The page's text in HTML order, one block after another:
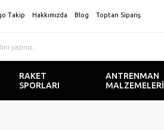
Takip Hakkımızda Blog Toptan Sipariş
RAKET
SPORLARI
ANTRENMAN
MALZEMELERİ